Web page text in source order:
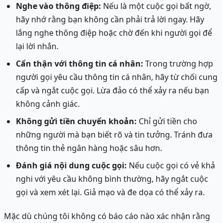
Nghe vào thông điệp: Nếu là một cuộc gọi bất ngờ,
hãy nhớ rằng bạn không cần phải trả lời ngay. Hãy
lắng nghe thông điệp hoặc chờ đến khi người gọi để
lại lời nhắn.
Cẩn thận với thông tin cá nhân: Trong trường hợp
người gọi yêu cầu thông tin cá nhân, hãy từ chối cung
cấp và ngắt cuộc gọi. Lừa đảo có thể xảy ra nếu bạn
không cảnh giác.
Không gửi tiền chuyển khoản: Chỉ gửi tiền cho
những người mà bạn biết rõ và tin tưởng. Tránh đưa
thông tin thẻ ngân hàng hoặc sâu hơn.
Đánh giá nội dung cuộc gọi: Nếu cuộc gọi có vẻ khả
nghi với yêu cầu không bình thường, hãy ngắt cuộc
gọi và xem xét lại. Giả mạo và đe dọa có thể xảy ra.
Mặc dù chúng tôi không có báo cáo nào xác nhận rằng